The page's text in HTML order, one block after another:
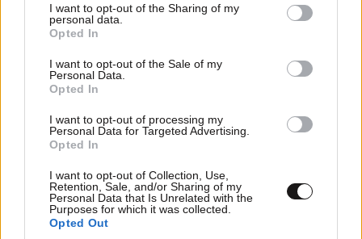
not limited to your visit or usage behaviour. You may click to
grant or deny consent to Google and its third-party tags to
use your data for below specified purposes in below Google
consent section.
I want to opt-out of the Sharing of my
personal data.
Opted In
I want to opt-out of the Sale of my
Personal Data.
Opted In
I want to opt-out of processing my
Personal Data for Targeted Advertising.
Opted In
I want to opt-out of Collection, Use,
Retention, Sale, and/or Sharing of my
Personal Data that Is Unrelated with the
Purposes for which it was collected.
Opted Out
Η Ρωσία απορρίπτει τις κατηγορίες της
Γερμανίας για το drone στην Λειψία – Κάνει
λόγο για «προβοκάτσια»